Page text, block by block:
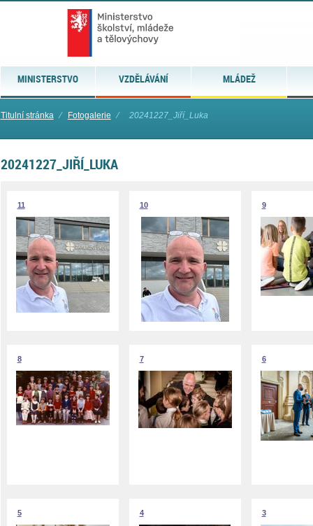
MINISTERSTVO VZDĚLÁVÁNÍ MLÁDEŽ
Titulní stránka ⁄ Fotogalerie ⁄ 20241227_Jiří_Luka
20241227_JIŘÍ_LUKA
11 10 9
8 7 6
5 4 3